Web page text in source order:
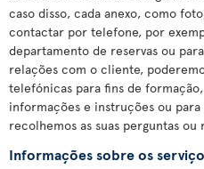
caso disso, cada anexo, como
contactar por telefone, por
departamento de reservas ou
relações com o cliente,
telefónicas para fins de
informações e instruções ou para
recolhemos as suas perguntas ou
Informações sobre os